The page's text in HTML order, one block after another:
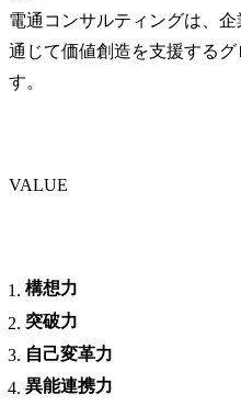
電通コンサルティングは、
通じて価値創造を支援する
す。
VALUE
構想力
突破力
自己変革力
異能連携力